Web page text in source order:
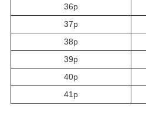
36р
37р
38р
39р
40р
41р